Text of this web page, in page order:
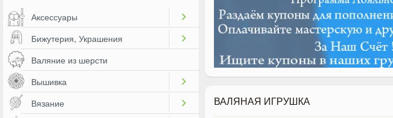
Аксессуары
Бижутерия, Украшения
Валяние из шерсти
Вышивка
Вязание
ВАЛЯНАЯ ИГРУШКА